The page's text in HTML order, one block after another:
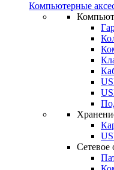
Компьютерные
Сетевое